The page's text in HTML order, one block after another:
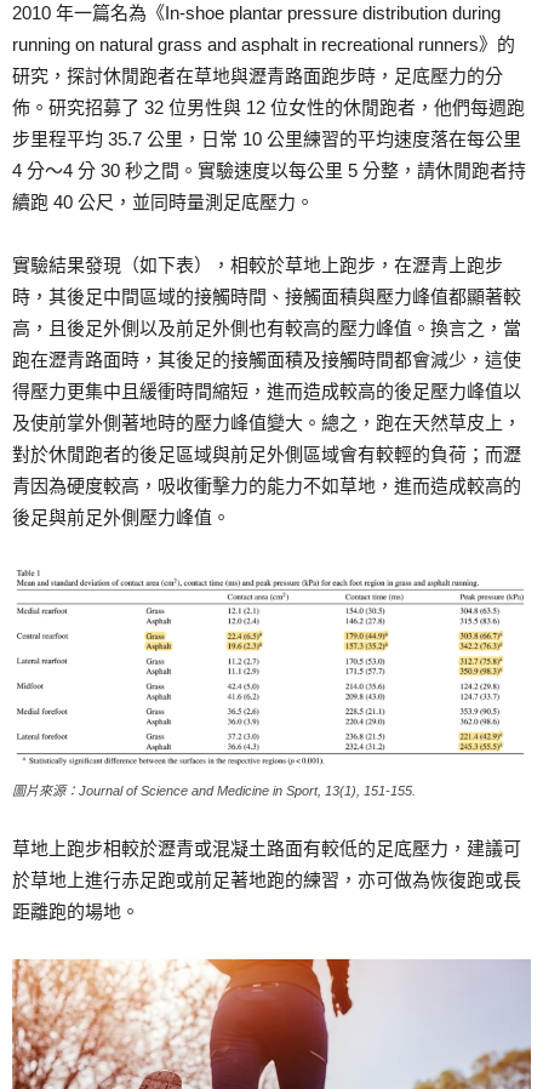
2010 年一篇名為《In-shoe plantar pressure distribution during
running on natural grass and asphalt in recreational runners》的
研究，探討休閒跑者在草地與瀝青路面跑步時，足底壓力的分
佈。研究招募了 32 位男性與 12 位女性的休閒跑者，他們每週跑
步里程平均 35.7 公里，日常 10 公里練習的平均速度落在每公里
4 分～4 分 30 秒之間。實驗速度以每公里 5 分整，請休閒跑者持
續跑 40 公尺，並同時量測足底壓力。
實驗結果發現（如下表），相較於草地上跑步，在瀝青上跑步
時，其後足中間區域的接觸時間、接觸面積與壓力峰值都顯著較
高，且後足外側以及前足外側也有較高的壓力峰值。換言之，當
跑在瀝青路面時，其後足的接觸面積及接觸時間都會減少，這使
得壓力更集中且緩衝時間縮短，進而造成較高的後足壓力峰值以
及使前掌外側著地時的壓力峰值變大。總之，跑在天然草皮上，
對於休閒跑者的後足區域與前足外側區域會有較輕的負荷；而瀝
青因為硬度較高，吸收衝擊力的能力不如草地，進而造成較高的
後足與前足外側壓力峰值。
圖片來源：Journal of Science and Medicine in Sport, 13(1), 151-155.
草地上跑步相較於瀝青或混凝土路面有較低的足底壓力，建議可
於草地上進行赤足跑或前足著地跑的練習，亦可做為恢復跑或長
距離跑的場地。